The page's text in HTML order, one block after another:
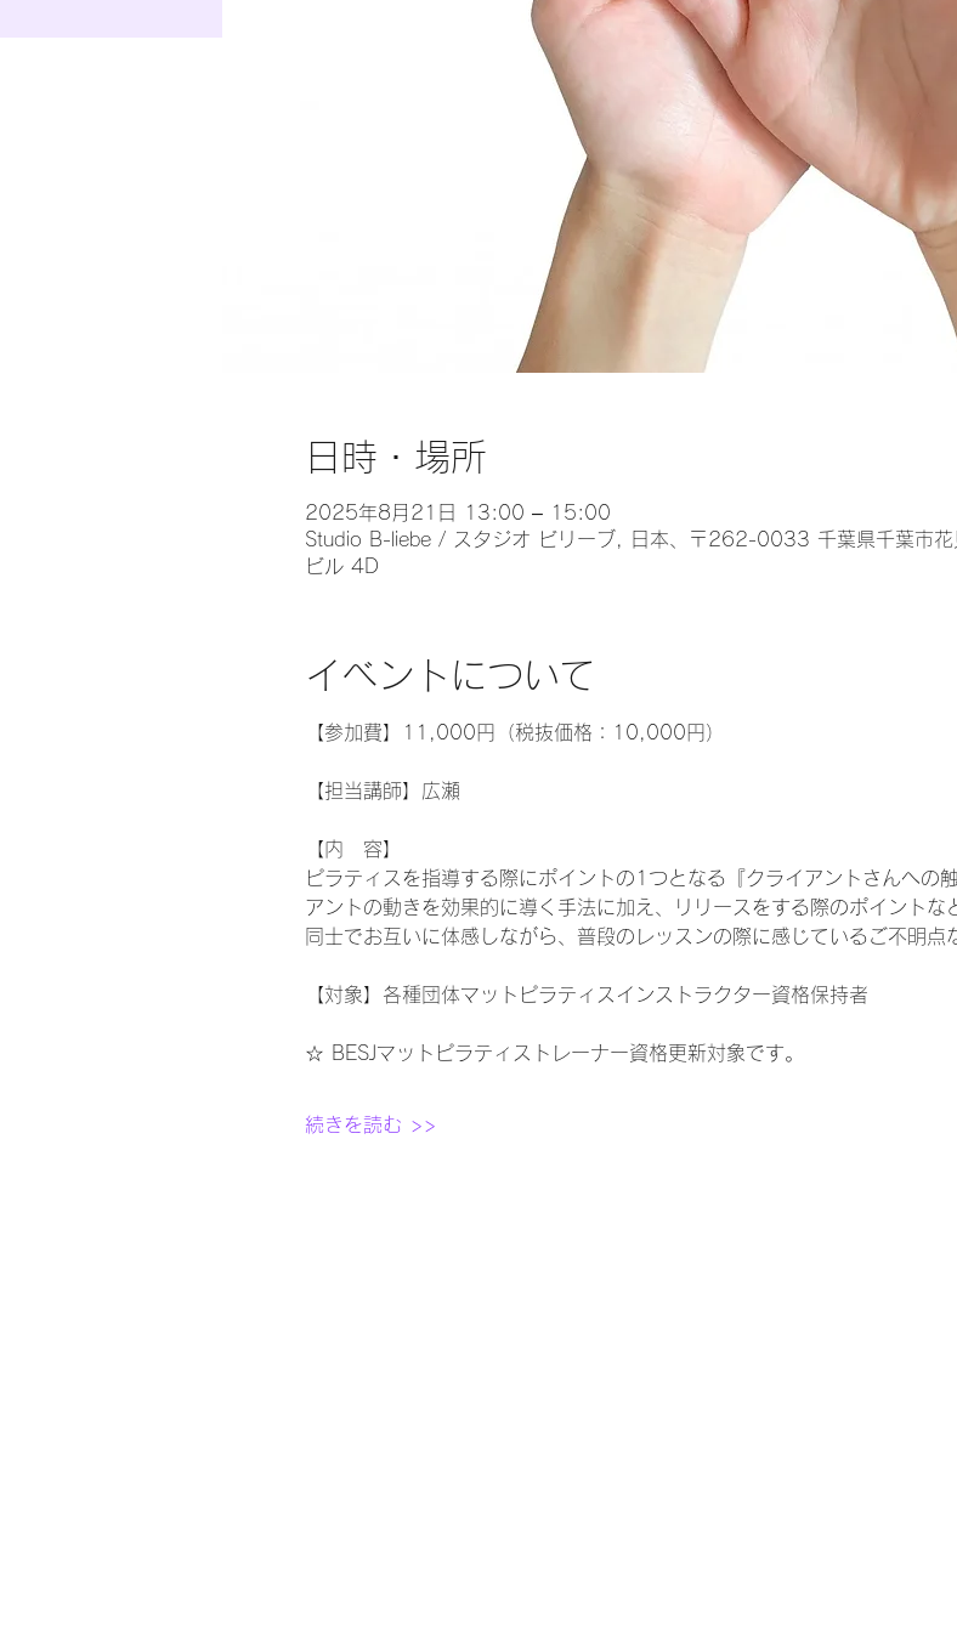
日時・場所
2025年8月21日 13:00 – 15:00
Studio B-liebe / スタジオ ビリーブ, 日本、〒262-0033 千葉県千葉市花
ビル 4D
イベントについて
【参加費】11,000円（税抜価格：10,000円）
【担当講師】広瀬
【内　容】
ピラティスを指導する際にポイントの1つとなる『クライアントさんへの
アントの動きを効果的に導く手法に加え、リリースをする際のポイント
同士でお互いに体感しながら、普段のレッスンの際に感じているご不明点
【対象】各種団体マットピラティスインストラクター資格保持者
☆ BESJマットピラティストレーナー資格更新対象です。
続きを読む >>